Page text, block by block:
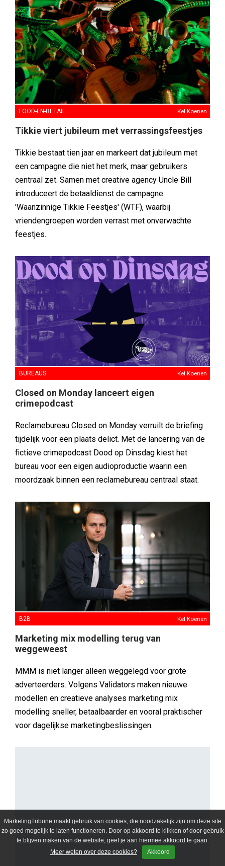
MarketingTribune maakt gebruik van cookies, die noodzakelijk zijn om deze site
zo goed mogelijk te laten functioneren. Door op akkoord te klikken of door gebruik
te blijven maken van de website, geef je aan hiermee akkoord te gaan.
Meer weten over deze cookies?
Akkoord
FOOD-EN-RETAIL Kel Koenen
Tikkie viert jubileum met verrassingsfeestjes
Tikkie bestaat tien jaar en markeert dat jubileum met
een campagne die niet het merk, maar gebruikers
centraal zet. Samen met creative agency Uncle Bill
introduceert de betaaldienst de campagne
'Waanzinnige Tikkie Feestjes' (WTF), waarbij
vriendengroepen worden verrast met onverwachte
feestjes.
BUREAUS Kel Koenen
Closed on Monday lanceert eigen
crimepodcast
Reclamebureau Closed on Monday verruilt de briefing
tijdelijk voor een plaats delict. Met de lancering van de
fictieve crimepodcast Dood op Dinsdag kiest het
bureau voor een eigen audioproductie waarin een
moordzaak binnen een reclamebureau centraal staat.
B2B Kel Koenen
Marketing mix modelling terug van
weggeweest
MMM is niet langer alleen weggelegd voor grote
adverteerders. Volgens Validators maken nieuwe
modellen en creatieve analyses marketing mix
modelling sneller, betaalbaarder en vooral praktischer
voor dagelijkse marketingbeslissingen.